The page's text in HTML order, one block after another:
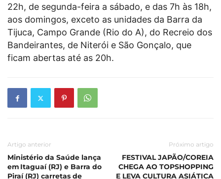
22h, de segunda-feira a sábado, e das 7h às 18h,
aos domingos, exceto as unidades da Barra da
Tijuca, Campo Grande (Rio do A), do Recreio dos
Bandeirantes, de Niterói e São Gonçalo, que
ficam abertas até as 20h.
Artigo anterior
Ministério da Saúde lança
em Itaguaí (RJ) e Barra do
Piraí (RJ) carretas de
Próximo artigo
FESTIVAL JAPÃO/COREIA
CHEGA AO TOPSHOPPING
E LEVA CULTURA ASIÁTICA